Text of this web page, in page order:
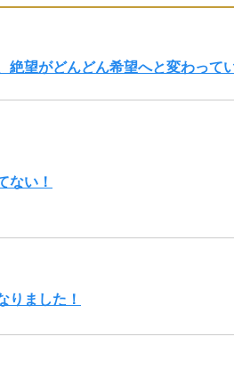
絶望がどんどん希望へと変わって
ない！
りました！